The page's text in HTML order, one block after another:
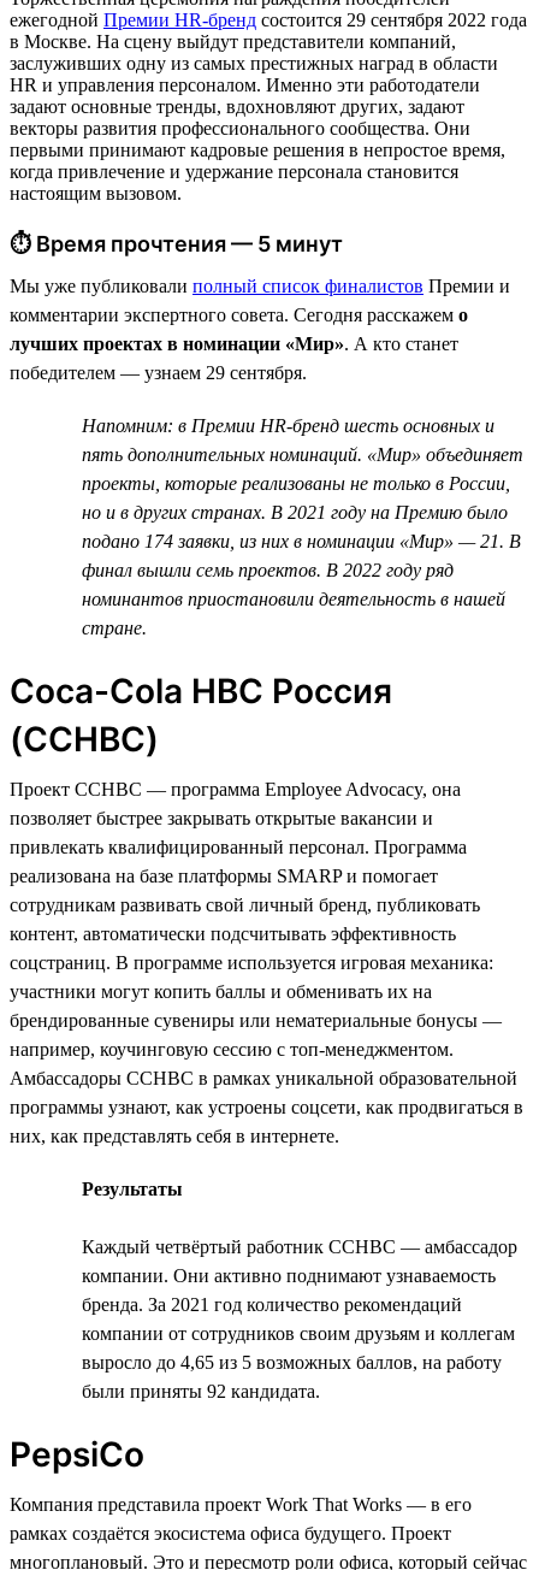
ежегодной Премии HR-бренд состоится 29 сентября 2022 года
в Москве. На сцену выйдут представители компаний,
заслуживших одну из самых престижных наград в области
HR и управления персоналом. Именно эти работодатели
задают основные тренды, вдохновляют других, задают
векторы развития профессионального сообщества. Они
первыми принимают кадровые решения в непростое время,
когда привлечение и удержание персонала становится
настоящим вызовом.
⏱ Время прочтения — 5 минут
Мы уже публиковали полный список финалистов Премии и
комментарии экспертного совета. Сегодня расскажем о
лучших проектах в номинации «Мир». А кто станет
победителем — узнаем 29 сентября.
Напомним: в Премии HR-бренд шесть основных и
пять дополнительных номинаций. «Мир» объединяет
проекты, которые реализованы не только в России,
но и в других странах. В 2021 году на Премию было
подано 174 заявки, из них в номинации «Мир» — 21. В
финал вышли семь проектов. В 2022 году ряд
номинантов приостановили деятельность в нашей
стране.
Coca-Cola HBC Россия
(CCHBC)
Проект CCHBC — программа Employee Advocacy, она
позволяет быстрее закрывать открытые вакансии и
привлекать квалифицированный персонал. Программа
реализована на базе платформы SMARP и помогает
сотрудникам развивать свой личный бренд, публиковать
контент, автоматически подсчитывать эффективность
соцстраниц. В программе используется игровая механика:
участники могут копить баллы и обменивать их на
брендированные сувениры или нематериальные бонусы —
например, коучинговую сессию с топ-менеджментом.
Амбассадоры CCHBC в рамках уникальной образовательной
программы узнают, как устроены соцсети, как продвигаться в
них, как представлять себя в интернете.
Результаты
Каждый четвёртый работник CCHBC — амбассадор
компании. Они активно поднимают узнаваемость
бренда. За 2021 год количество рекомендаций
компании от сотрудников своим друзьям и коллегам
выросло до 4,65 из 5 возможных баллов, на работу
были приняты 92 кандидата.
PepsiCo
Компания представила проект Work That Works — в его
рамках создаётся экосистема офиса будущего. Проект
многоплановый. Это и пересмотр роли офиса, который сейчас